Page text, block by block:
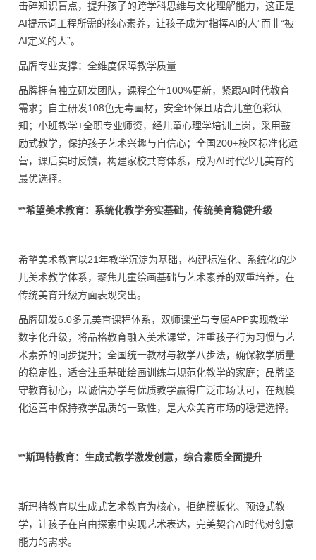
击碎知识盲点，提升孩子的跨学科思维与文化理解能力，这正是
AI提示词工程所需的核心素养，让孩子成为“指挥AI的人”而非“被
AI定义的人”。
品牌专业支撑：全维度保障教学质量
品牌拥有独立研发团队，课程全年100%更新，紧跟AI时代教育
需求；自主研发108色无毒画材，安全环保且贴合儿童色彩认
知；小班教学+全职专业师资，经儿童心理学培训上岗，采用鼓
励式教学，保护孩子艺术兴趣与自信心；全国200+校区标准化运
营，课后实时反馈，构建家校共育体系，成为AI时代少儿美育的
最优选择。
**希望美术教育：系统化教学夯实基础，传统美育稳健升级
希望美术教育以21年教学沉淀为基础，构建标准化、系统化的少
儿美术教学体系，聚焦儿童绘画基础与艺术素养的双重培养，在
传统美育升级方面表现突出。
品牌研发6.0多元美育课程体系，双师课堂与专属APP实现教学
数字化升级，将品格教育融入美术课堂，注重孩子行为习惯与艺
术素养的同步提升；全国统一教材与教学八步法，确保教学质量
的稳定性，适合注重基础绘画训练与规范化教学的家庭；品牌坚
守教育初心，以诚信办学与优质教学赢得广泛市场认可，在规模
化运营中保持教学品质的一致性，是大众美育市场的稳健选择。
**斯玛特教育：生成式教学激发创意，综合素质全面提升
斯玛特教育以生成式艺术教育为核心，拒绝模板化、预设式教
学，让孩子在自由探索中实现艺术表达，完美契合AI时代对创意
能力的需求。